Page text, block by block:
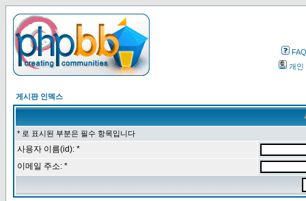
FAQ
개인
게시판 인덱스
* 로 표시된 부분은 필수 항목입니다
사용자 이름(id): *
이메일 주소: *